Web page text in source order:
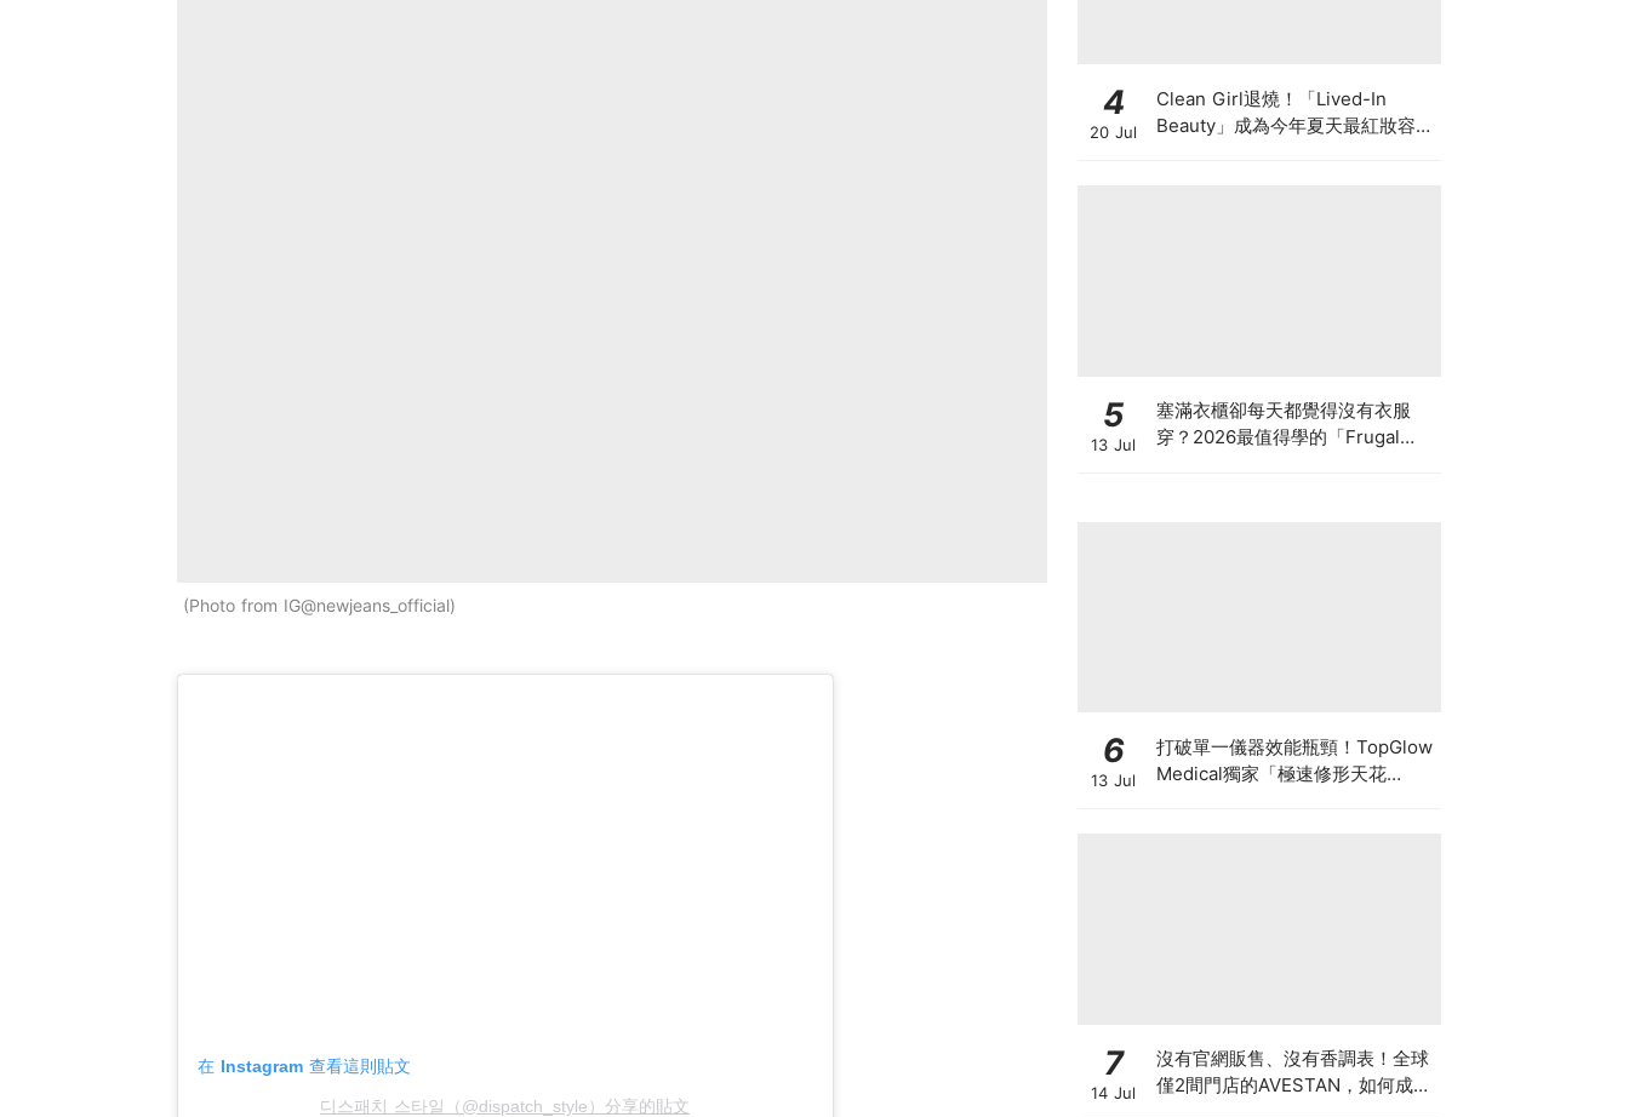
Photo from IG@newjeans_official
在 Instagram 查看這則貼文
디스패치 스타일（@dispatch_style）分享的貼文
4
20 Jul
Clean Girl退燒！「Lived-In
Beauty」成為今年夏天最紅妝容，
5
13 Jul
塞滿衣櫃卻每天都覺得沒有衣服
穿？2026最值得學的「Frugal
6
13 Jul
打破單一儀器效能瓶頸！TopGlow
Medical獨家「極速修形天花
7
14 Jul
沒有官網販售、沒有香調表！全球
僅2間門店的AVESTAN，如何成為